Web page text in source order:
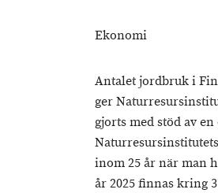
Ekonomi
Antalet jordbruk i
ger
gjorts med stöd av en
inom 25 år när man
år 2025 finnas kring